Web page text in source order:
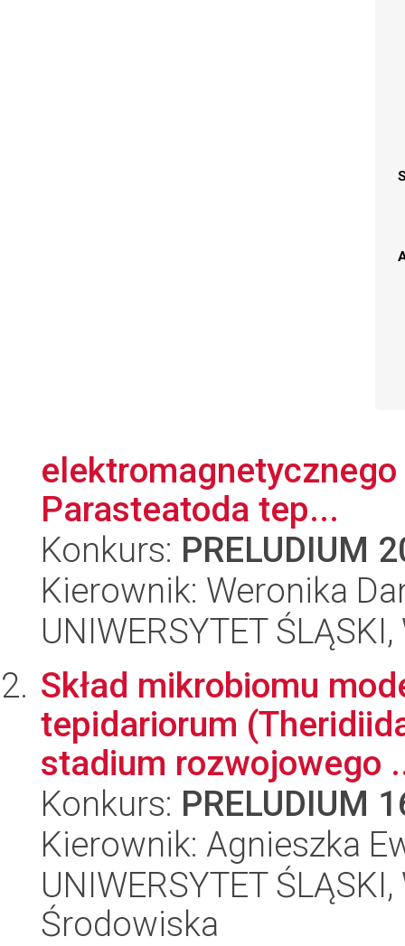
Parasteatoda tep...
Konkurs: PRELUDIUM
Kierownik: Weronika
UNIWERSYTET
Skład mikrobiomu
tepidariorum
stadium rozwojowego
Konkurs: PRELUDIUM
Kierownik: Agnieszka
UNIWERSYTET
Środowiska